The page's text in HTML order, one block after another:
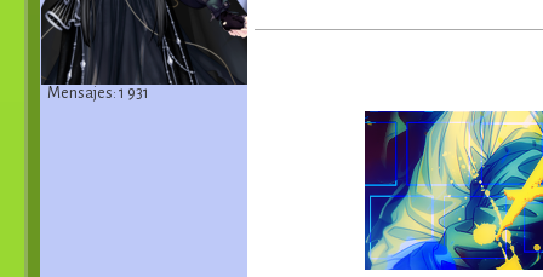
Mensajes: 1 931